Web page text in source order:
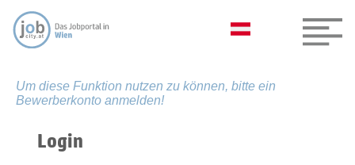
Um diese Funktion nutzen zu können, bitte ein
Bewerberkonto anmelden!
Login